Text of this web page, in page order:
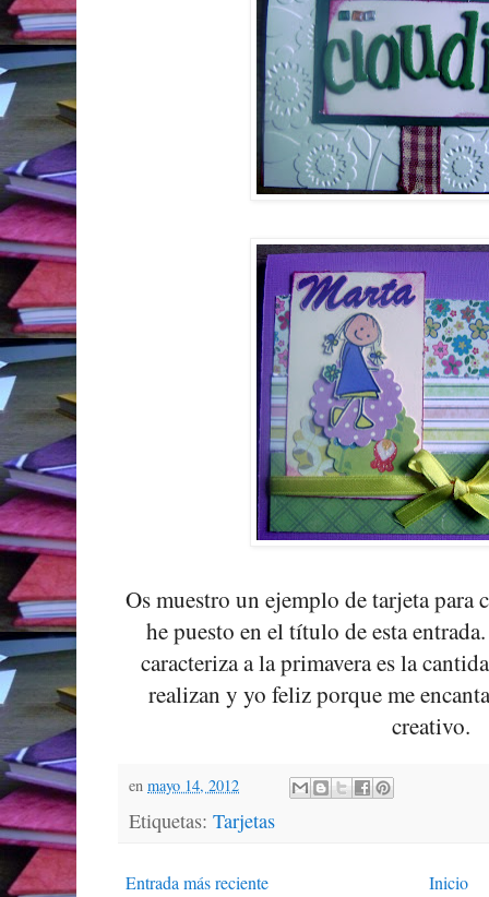
Os muestro un ejemplo de tarjeta para
he puesto en el título de esta
caracteriza a la primavera es la
realizan y yo feliz porque me
creativo.
en mayo 14, 2012
Etiquetas: Tarjetas
Entrada más reciente Inicio